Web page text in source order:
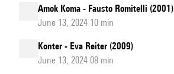
Amok Koma - Fausto Romitelli (2001)
June 13, 2024 10 min
Konter - Eva Reiter (2009)
June 13, 2024 08 min